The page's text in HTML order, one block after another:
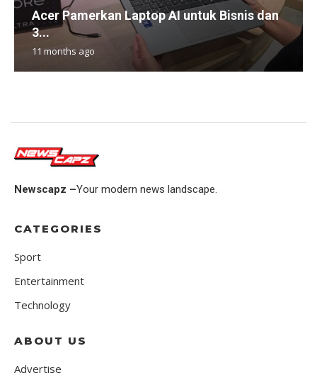
Acer Pamerkan Laptop AI untuk Bisnis dan
3...
11 months ago
Newscapz –Your modern news landscape.
CATEGORIES
Sport
Entertainment
Technology
ABOUT US
Advertise